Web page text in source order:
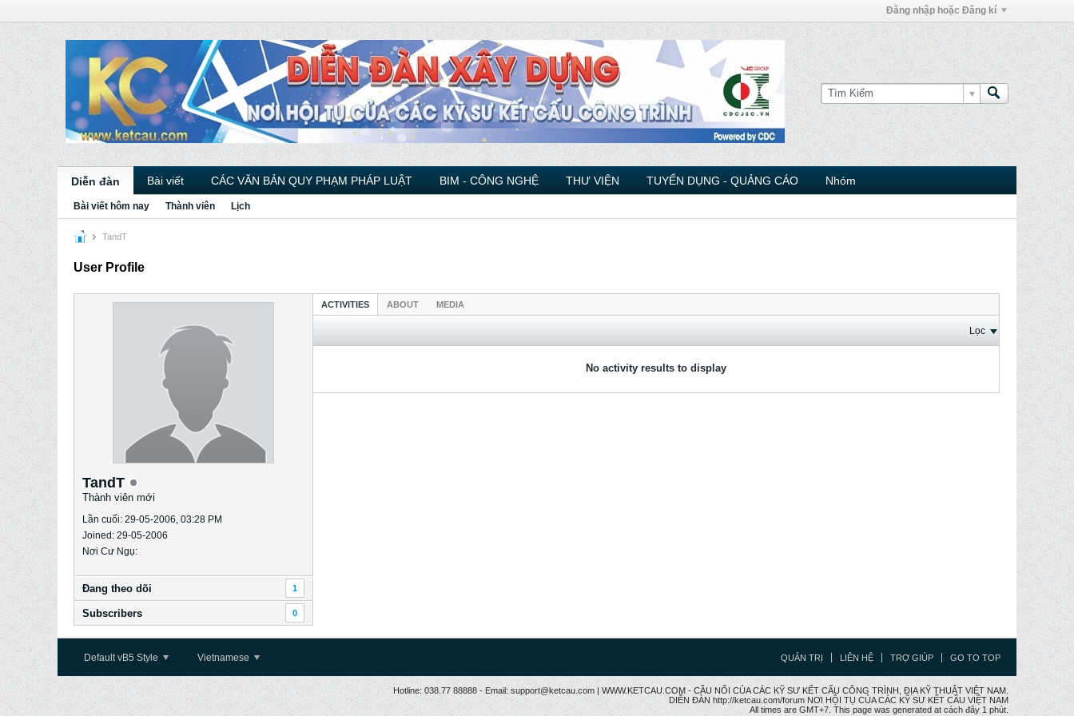
Đăng nhập hoặc Đăng kí
Diễn đàn Bài viết CÁC VĂN BẢN QUY PHẠM PHÁP LUẬT BIM - CÔNG NGHỆ THƯ VIỆN TUYỂN DỤNG - QUẢNG CÁO Nhóm
Bài viết hôm nay Thành viên Lịch
TandT
User Profile
TandT
Thành viên mới
Lần cuối: 29-05-2006, 03:28 PM
Joined: 29-05-2006
Nơi Cư Ngụ:
Ðang theo dõi 1
Subscribers 0
ACTIVITIES ABOUT MEDIA
Lọc
No activity results to display
Default vB5 Style Vietnamese QUẢN TRỊ LIÊN HỆ TRỢ GIÚP GO TO TOP
Hotline: 038.77 88888 - Email: support@ketcau.com | WWW.KETCAU.COM - CẦU NỐI CỦA CÁC KỸ SƯ KẾT CẤU CÔNG TRÌNH, ĐỊA KỸ THUẬT VIỆT NAM.
DIỄN ĐÀN http://ketcau.com/forum NƠI HỘI TỤ CỦA CÁC KỸ SƯ KẾT CÂU VIỆT NAM
All times are GMT+7. This page was generated at cách đây 1 phút.